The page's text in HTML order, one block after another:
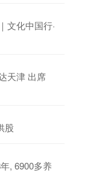
文化中国行·
天津 出席
股
, 6900多养